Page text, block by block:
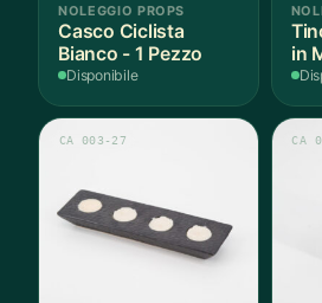
NOLEGGIO PROPS
Casco Ciclista
Bianco - 1 Pezzo
Disponibile
in
3
CA 003-27 CA